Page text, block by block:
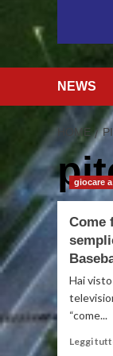
NEWS
HOME
giocare a
Come
Hai
“come...
Leggi